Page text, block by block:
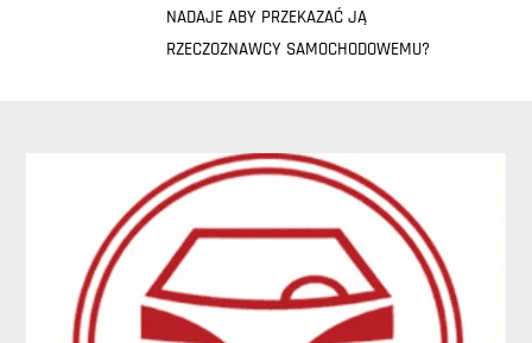
NADAJE ABY PRZEKAZAĆ JĄ
RZECZOZNAWCY SAMOCHODOWEMU?